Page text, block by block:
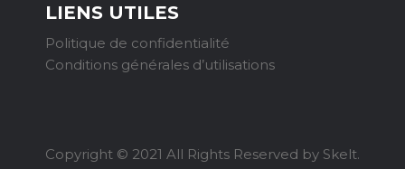
LIENS UTILES
Politique de confidentialité
Conditions générales d’utilisations
Copyright © 2021 All Rights Reserved by Skelt.